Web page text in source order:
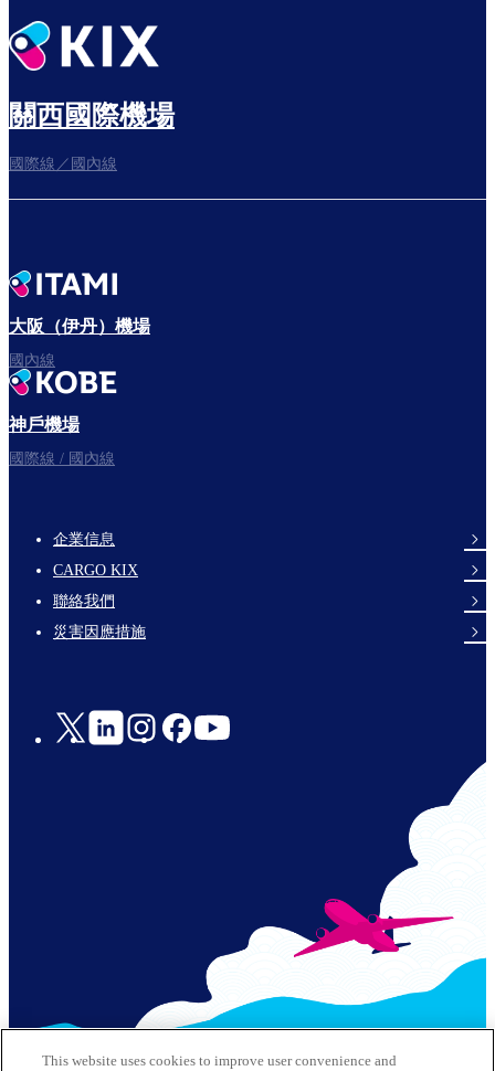
關西國際機場
國際線／國內線
大阪（伊丹）機場
國內線
神戶機場
國際線 / 國內線
footer-
links-
en-
企業信息
CARGO KIX
聯絡我們
災害因應措施
Social
© 2026 Kansai Airports All Rights Reserved
This website uses cookies to improve user convenience and